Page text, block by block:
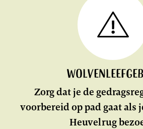
Zorg dat je de
voorbereid op pad gaat als
Heuvelrug